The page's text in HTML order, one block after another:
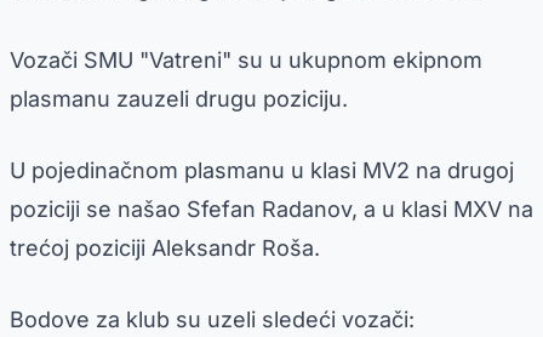
Vozači SMU "Vatreni" su u ukupnom ekipnom
plasmanu zauzeli drugu poziciju.
U pojedinačnom plasmanu u klasi MV2 na drugoj
poziciji se našao Sfefan Radanov, a u klasi MXV na
trećoj poziciji Aleksandr Roša.
Bodove za klub su uzeli sledeći vozači: